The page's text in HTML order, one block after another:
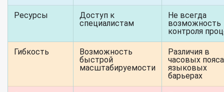
Ресурсы
Доступ к
специалистам
Не всегда
возможность
контроля
Гибкость
Возможность
быстрой
масштабируемости
Различия в
часовых
языковых
барьерах